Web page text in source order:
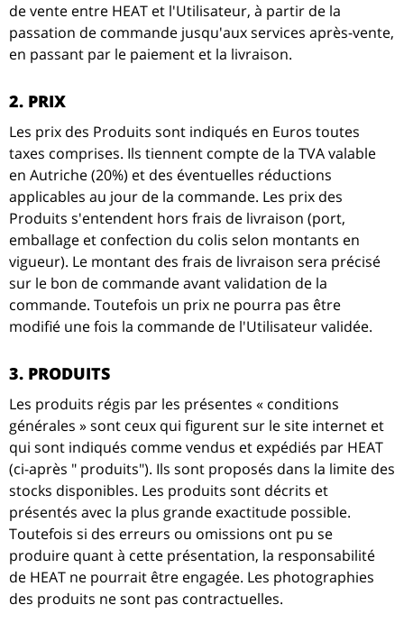
de vente entre HEAT et l'Utilisateur, à partir de la
passation de commande jusqu'aux services après-vente,
en passant par le paiement et la livraison.
2. PRIX
Les prix des Produits sont indiqués en Euros toutes
taxes comprises. Ils tiennent compte de la TVA valable
en Autriche (20%) et des éventuelles réductions
applicables au jour de la commande. Les prix des
Produits s'entendent hors frais de livraison (port,
emballage et confection du colis selon montants en
vigueur). Le montant des frais de livraison sera précisé
sur le bon de commande avant validation de la
commande. Toutefois un prix ne pourra pas être
modifié une fois la commande de l'Utilisateur validée.
3. PRODUITS
Les produits régis par les présentes « conditions
générales » sont ceux qui figurent sur le site internet et
qui sont indiqués comme vendus et expédiés par HEAT
(ci-après " produits"). Ils sont proposés dans la limite des
stocks disponibles. Les produits sont décrits et
présentés avec la plus grande exactitude possible.
Toutefois si des erreurs ou omissions ont pu se
produire quant à cette présentation, la responsabilité
de HEAT ne pourrait être engagée. Les photographies
des produits ne sont pas contractuelles.